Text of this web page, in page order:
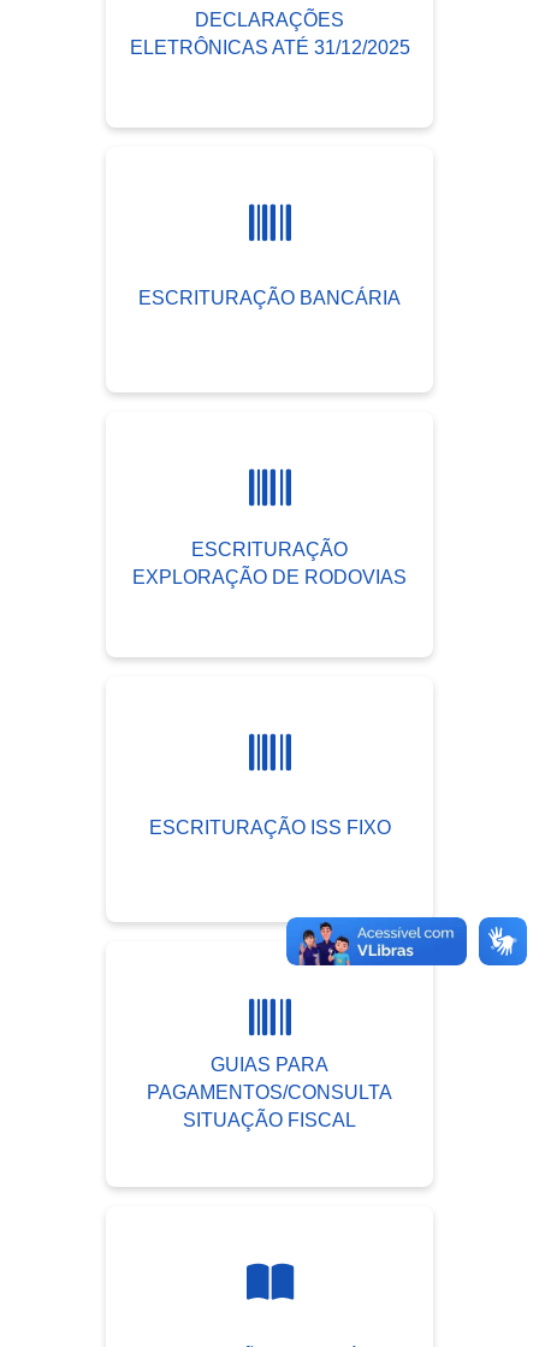
DECLARAÇÕES
ELETRÔNICAS ATÉ 31/12/2025
ESCRITURAÇÃO BANCÁRIA
ESCRITURAÇÃO
EXPLORAÇÃO DE RODOVIAS
ESCRITURAÇÃO ISS FIXO
GUIAS PARA
PAGAMENTOS/CONSULTA
SITUAÇÃO FISCAL